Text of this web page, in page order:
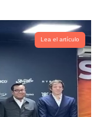
Lea el artículo